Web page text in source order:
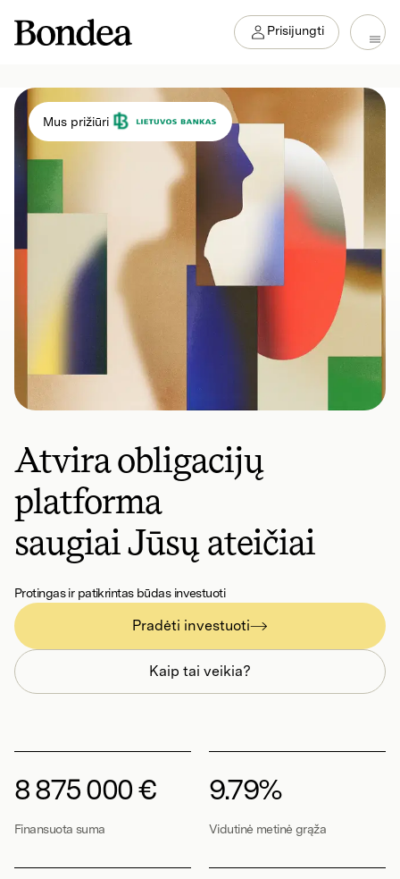
Prisijungti
Mus prižiūri
Atvira obligacijų
platforma
saugiai Jūsų ateičiai
Protingas ir patikrintas būdas investuoti
Pradėti investuoti
Kaip tai veikia?
8 875 000 €
Finansuota suma
9.79%
Vidutinė metinė grąža